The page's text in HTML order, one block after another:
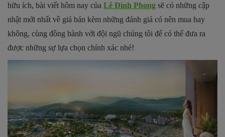
hữu ích, bài viết hôm nay của Lê Đình Phong sẽ có những cập
nhật mới nhất về giá bán kèm những đánh giá có nên mua hay
không, cùng đồng hành với đội ngũ chúng tôi để có thể đưa ra
được những sự lựa chọn chính xác nhé!